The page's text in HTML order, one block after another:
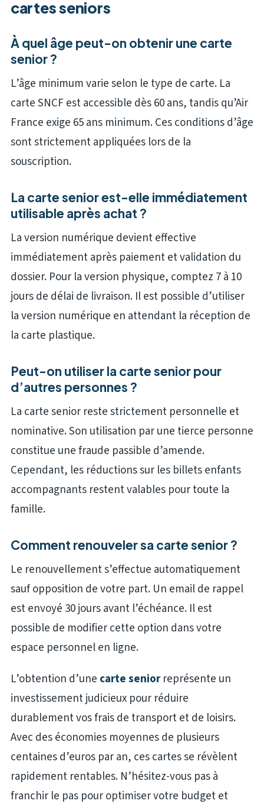
cartes seniors
À quel âge peut-on obtenir une carte
senior ?
L’âge minimum varie selon le type de carte. La
carte SNCF est accessible dès 60 ans, tandis qu’Air
France exige 65 ans minimum. Ces conditions d’âge
sont strictement appliquées lors de la
souscription.
La carte senior est-elle immédiatement
utilisable après achat ?
La version numérique devient effective
immédiatement après paiement et validation du
dossier. Pour la version physique, comptez 7 à 10
jours de délai de livraison. Il est possible d’utiliser
la version numérique en attendant la réception de
la carte plastique.
Peut-on utiliser la carte senior pour
d’autres personnes ?
La carte senior reste strictement personnelle et
nominative. Son utilisation par une tierce personne
constitue une fraude passible d’amende.
Cependant, les réductions sur les billets enfants
accompagnants restent valables pour toute la
famille.
Comment renouveler sa carte senior ?
Le renouvellement s’effectue automatiquement
sauf opposition de votre part. Un email de rappel
est envoyé 30 jours avant l’échéance. Il est
possible de modifier cette option dans votre
espace personnel en ligne.
L’obtention d’une carte seniorreprésente un
investissement judicieux pour réduire
durablement vos frais de transport et de loisirs.
Avec des économies moyennes de plusieurs
centaines d’euros par an, ces cartes se révèlent
rapidement rentables. N’hésitez-vous pas à
franchir le pas pour optimiser votre budget et